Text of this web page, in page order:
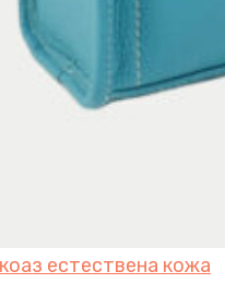
естествена кожа